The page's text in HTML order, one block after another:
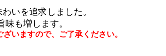
いを追求しました。
も増します。
いますので、ご了承ください。